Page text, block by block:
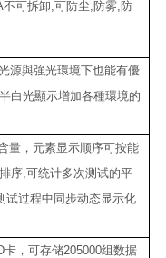
不可拆卸 可防尘 防雾, 防
源與強光環境下也能有優
白光顯示增加各種環境的
量，元素显示顺序可按能
序, 可统计多次测试的平
试过程中同步动态显示化
卡，可存储205000组数据